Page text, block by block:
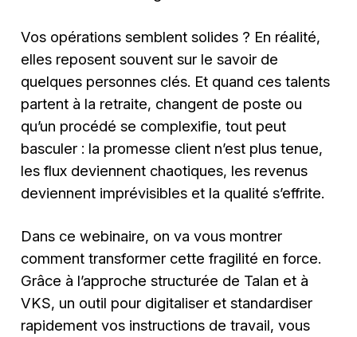
Vos opérations semblent solides ? En réalité,
elles reposent souvent sur le savoir de
quelques personnes clés. Et quand ces talents
partent à la retraite, changent de poste ou
qu’un procédé se complexifie, tout peut
basculer : la promesse client n’est plus tenue,
les flux deviennent chaotiques, les revenus
deviennent imprévisibles et la qualité s’effrite.
Dans ce webinaire, on va vous montrer
comment transformer cette fragilité en force.
Grâce à l’approche structurée de Talan et à
VKS, un outil pour digitaliser et standardiser
rapidement vos instructions de travail, vous